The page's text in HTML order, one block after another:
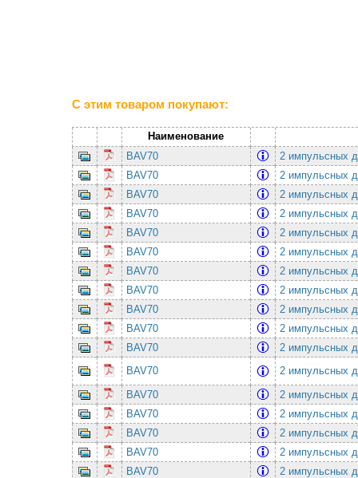
С этим товаром покупают:
Наименование
BAV70
2 импульсных
BAV70
2 импульсных
BAV70
2 импульсных
BAV70
2 импульсных
BAV70
2 импульсных
BAV70
2 импульсных
BAV70
2 импульсных
BAV70
2 импульсных
BAV70
2 импульсных
BAV70
2 импульсных
BAV70
2 импульсных
BAV70
2 импульсных
BAV70
2 импульсных
BAV70
2 импульсных
BAV70
2 импульсных
BAV70
2 импульсных
BAV70
2 импульсных